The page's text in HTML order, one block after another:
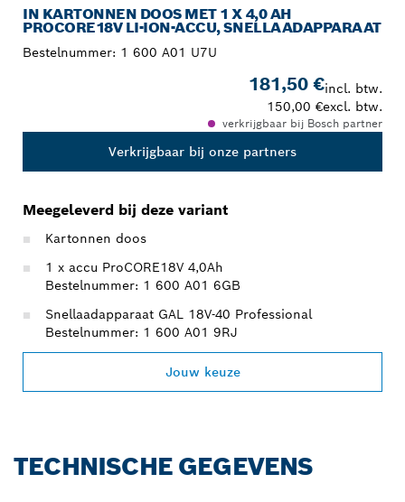
IN KARTONNEN DOOS MET 1 X 4,0 AH
PROCORE18V LI-ION-ACCU, SNELLAADAPPARAAT
Bestelnummer: 1 600 A01 U7U
181,50 €incl. btw.
150,00 €excl. btw.
verkrijgbaar bij Bosch partner
Verkrijgbaar bij onze partners
Meegeleverd bij deze variant
Kartonnen doos
1 x accu ProCORE18V 4,0Ah
Bestelnummer: 1 600 A01 6GB
Snellaadapparaat GAL 18V-40 Professional
Bestelnummer: 1 600 A01 9RJ
Jouw keuze
TECHNISCHE GEGEVENS